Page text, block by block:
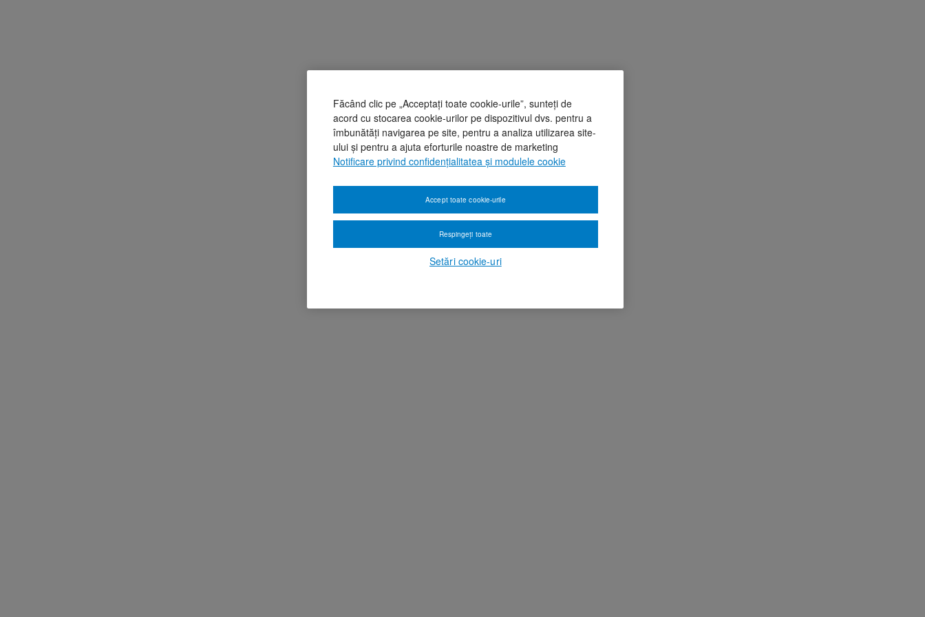
Făcând clic pe „Acceptați toate cookie-urile”, sunteți de
acord cu stocarea cookie-urilor pe dispozitivul dvs. pentru a
îmbunătăți navigarea pe site, pentru a analiza utilizarea site-
ului și pentru a ajuta eforturile noastre de marketing
Notificare privind confidențialitatea și modulele cookie
Setări cookie-uri
Respingeți toate
Accept toate cookie-urile